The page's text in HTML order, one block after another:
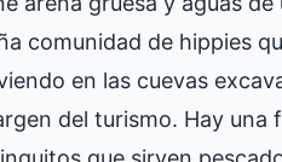
comunidad de hippies
en las cuevas
del turismo. Hay una